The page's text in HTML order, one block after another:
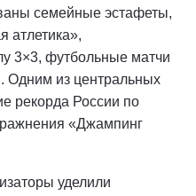
семейные эстафеты,
атлетика»,
3×3, футбольные матчи
Одним из центральных
рекорда России по
«Джампинг
уделили